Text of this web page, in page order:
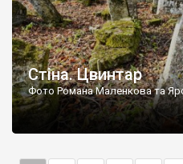
Стіна. Цвинтар
Фото Романа Маленкова та